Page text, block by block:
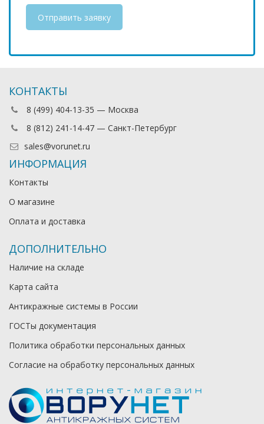
КОНТАКТЫ
8 (499) 404-13-35 — Москва
8 (812) 241-14-47 — Санкт-Петербург
sales@vorunet.ru
ИНФОРМАЦИЯ
Контакты
О магазине
Оплата и доставка
ДОПОЛНИТЕЛЬНО
Наличие на складе
Карта сайта
Антикражные системы в России
ГОСТы документация
Политика обработки персональных данных
Согласие на обработку персональных данных